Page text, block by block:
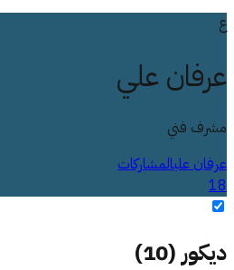
ع
عرفان علي
مشرف فني
عرفان عليالمشاركات
18
ديكور (
10
)